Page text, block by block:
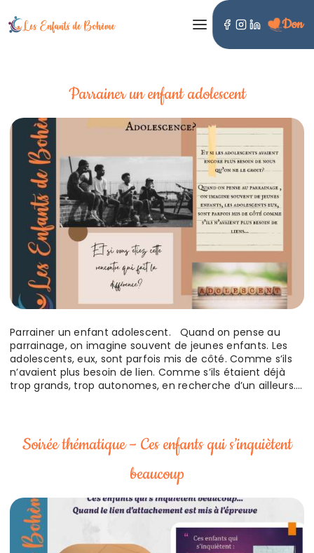
Don
LES ENFANTS DE BOHÈME
Parrainer un enfant adolescent
Parrainer un enfant adolescent. Quand on pense au
parrainage, on imagine souvent de jeunes enfants. Les
adolescents, eux, sont parfois mis de côté. Comme s’ils
n’avaient plus besoin de lien. Comme s’ils étaient déjà
trop grands, trop autonomes, en recherche d’un ailleurs.
Soirée thématique – Ces enfants qui s’inquiètent
beaucoup